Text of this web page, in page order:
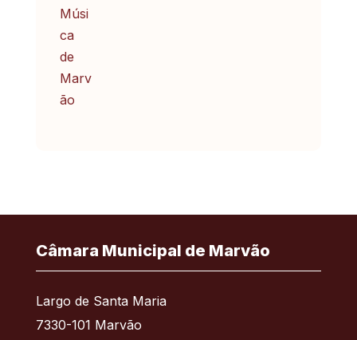
Câmara Municipal de Marvão
Largo de Santa Maria
7330-101 Marvão